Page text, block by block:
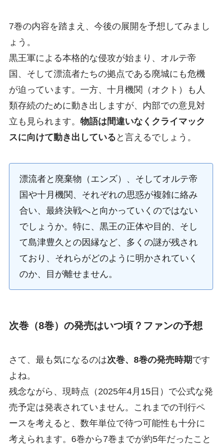
7巻の内容を踏まえ、今後の展開を予想してみまし
ょう。
黒王軍による本格的な侵攻が始まり、オルテ帝
国、そして漂流者たちの拠点である廃城にも危機
が迫っています。一方、十月機関（オクト）も人
類存続のために動き出しますが、内部での意見対
立も見られます。 物語は間違いなくクライマック
スに向けて動き出している と言えるでしょう。
漂流者と廃棄物（エンズ）、そしてオルテ帝
国や十月機関、それぞれの思惑が複雑に絡み
合い、最終決戦へと向かっていくのではない
でしょうか。特に、黒王の正体や目的、そし
て島津豊久との因縁など、多くの謎が残され
ており、それらがどのように明かされていく
のか、目が離せません。
次巻（8巻）の発売はいつ頃？ファンの予想
さて、最も気になるのは次巻、8巻の発売時期です
よね。
残念ながら、現時点（2025年4月15日）で公式な発
売予定は発表されていません。これまでの刊行ペ
ースを考えると、数年単位で待つ可能性も十分に
考えられます。6巻から7巻までが約5年だったこと